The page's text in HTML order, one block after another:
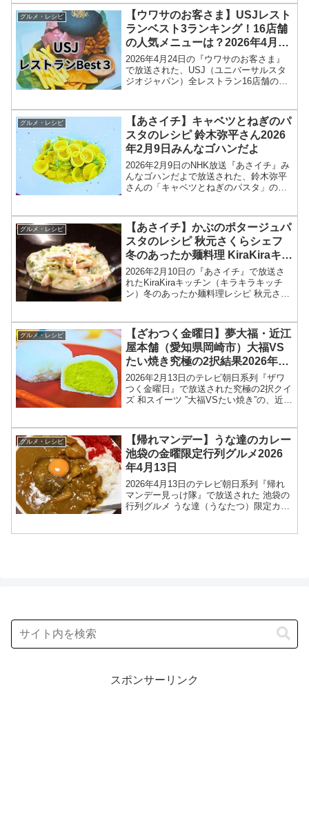
をもとに、コンビニ、スーパーなどで買
える 11種類...
グルメ・レシピ
【ウワサのお客さま】USJレスト
ランベスト3ランキング！16店舗
の人気メニューは？2026年4月24
日
2026年4月24日の『ウワサのお客さま』
で放送された、USJ（ユニバーサルスタ
ジオジャパン）全レストラン16店舗の人
お客さん200人に調査を行い、全レストラ
ンの最...
グルメ・レシピ
【あさイチ】キャベツとねぎのパ
スタのレシピ 鈴木弥平さん2026
年2月9日みんなゴハンだよ
2026年2月9日のNHK放送『あさイチ』み
んなゴハンだよで放送された、鈴木弥平
さんの「キャベツとねぎのパスタ」のレ
ーナーシェフの鈴木弥平さんが登場！ミ
ラノ・コルティ...
グルメ・レシピ
【あさイチ】かぶのポタージュパ
スタのレシピ 秋元さくらシェフ
冬のあったか麺料理 KiraKiraキッ
チン2026年2月10日
2026年2月10日の『あさイチ』で放送さ
れたKiraKiraキッチン（キラキラキッチ
ン）冬のあったか麺料理レシピ 秋元さく
さイチ」では、KiraKiraキッチンで、...
グルメ・レシピ
【ざわつく金曜日】夢大福・近江
屋本舗（愛知県岡崎市）大福VS
たい焼き究極の2択結果2026年2
月13日
2026年2月13日のテレビ朝日系列『ザワ
つく金曜日』で放送された究極の2択クイ
ズ 和スイーツ ”大福VSたい焼き”の、近江
金曜日では、和スイーツの定番、大福と
たい焼き...
グルメ・レシピ
【帰れマンデー】うな達のカレー
池袋の金曜限定行列グルメ2026
年4月13日
2026年4月13日のテレビ朝日系列『帰れ
マンデー見っけ隊』で放送された 池袋の
行列グルメ うな達（うなたつ）限定カレ
スポンサーリンク